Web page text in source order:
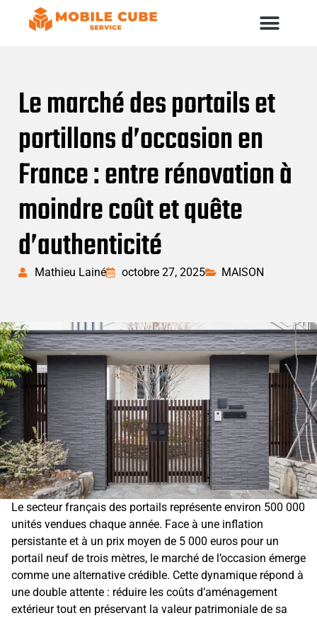
Le marché des portails et
portillons d’occasion en
France : entre rénovation à
moindre coût et quête
d’authenticité
Mathieu Lainé octobre 27, 2025 MAISON
Le secteur français des portails représente environ 500 000
unités vendues chaque année. Face à une inflation
persistante et à un prix moyen de 5 000 euros pour un
portail neuf de trois mètres, le marché de l’occasion émerge
comme une alternative crédible. Cette dynamique répond à
une double attente : réduire les coûts d’aménagement
extérieur tout en préservant la valeur patrimoniale de sa